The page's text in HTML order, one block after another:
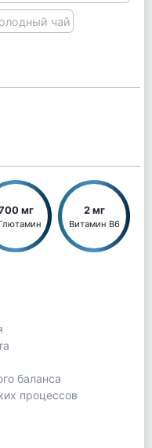
чай
мг 2 мг
Витамин В6
баланса
процессов